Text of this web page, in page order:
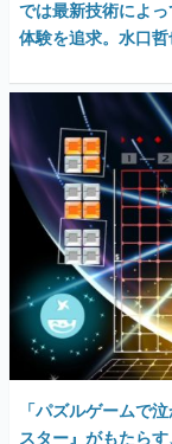
電ファミニコゲー
「パズルゲームで
スター』がもたら
【水口哲也・石毛